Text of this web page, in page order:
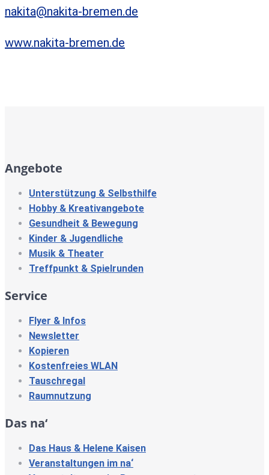
nakita@nakita-bremen.de
www.nakita-bremen.de
Angebote
Unterstützung & Selbsthilfe
Hobby & Kreativangebote
Gesundheit & Bewegung
Kinder & Jugendliche
Musik & Theater
Treffpunkt & Spielrunden
Service
Flyer & Infos
Newsletter
Kopieren
Kostenfreies WLAN
Tauschregal
Raumnutzung
Das na‘
Das Haus & Helene Kaisen
Veranstaltungen im na‘